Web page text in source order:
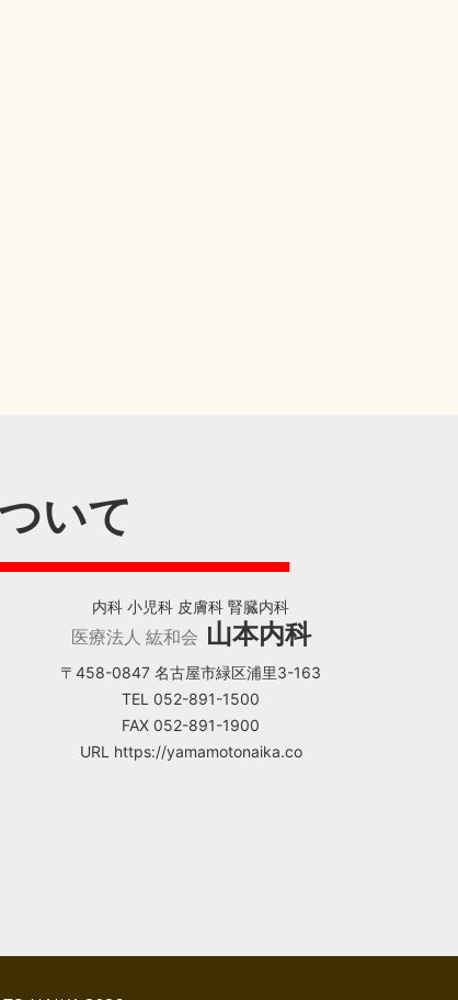
いて
内科 小児科 皮膚科 腎臓内科
医療法人 紘和会 山本内科
〒458-0847 名古屋市緑区浦里3-163
TEL 052-891-1500
FAX 052-891-1900
URL https://yamamotonaika.co